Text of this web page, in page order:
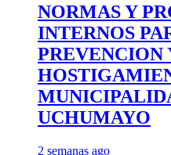
NORMAS Y
INTERNOS
PREVENCION
UCHUMAYO
2 semanas ago